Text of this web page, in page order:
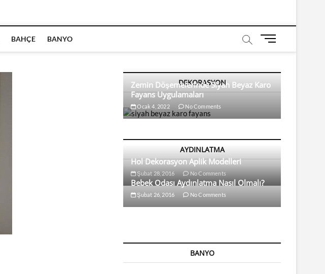
BAHÇE BANYO
M
u
B
u
n
DEKORASYON
Zemin Döşemelerinde Siyah Beyaz Karo
Fayans Uygulamaları
Ocak 4, 2022 No Comments
AYDINLATMA
Hol Dekorasyon Aplik Modelleri
Şubat 28, 2016 No Comments
Bebek Odası Aydınlatma Nasıl Olmalı?
Şubat 26, 2016 No Comments
BANYO